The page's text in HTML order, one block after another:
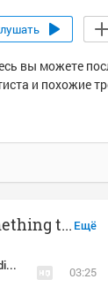
вы можете
и похожие
Ещё
Музыка похожая на Kane - Something to Say
From the Deep 2000 (Greencourts 7″ radio mix)
03:25